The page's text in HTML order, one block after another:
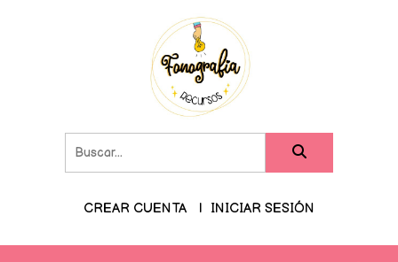
CREAR CUENTA INICIAR SESIÓN